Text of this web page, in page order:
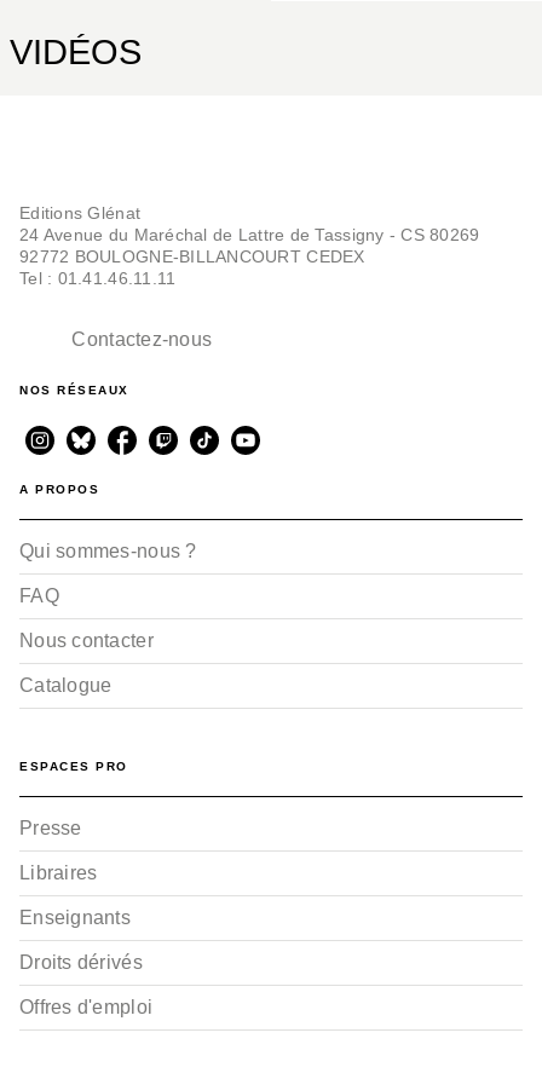
VIDÉOS
Editions Glénat
24 Avenue du Maréchal de Lattre de Tassigny - CS 80269
92772 BOULOGNE-BILLANCOURT CEDEX
Tel : 01.41.46.11.11
Contactez-nous
NOS RÉSEAUX
A PROPOS
Qui sommes-nous ?
FAQ
Nous contacter
Catalogue
ESPACES PRO
Presse
Libraires
Enseignants
Droits dérivés
Offres d'emploi